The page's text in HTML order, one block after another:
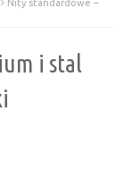
Nity standardowe –
i stal